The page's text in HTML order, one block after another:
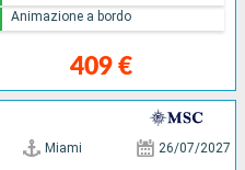
409 €
Animazione a bordo
Miami 26/07/2027